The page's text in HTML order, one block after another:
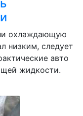
охлаждающую
низким, следует
авто
жидкости.